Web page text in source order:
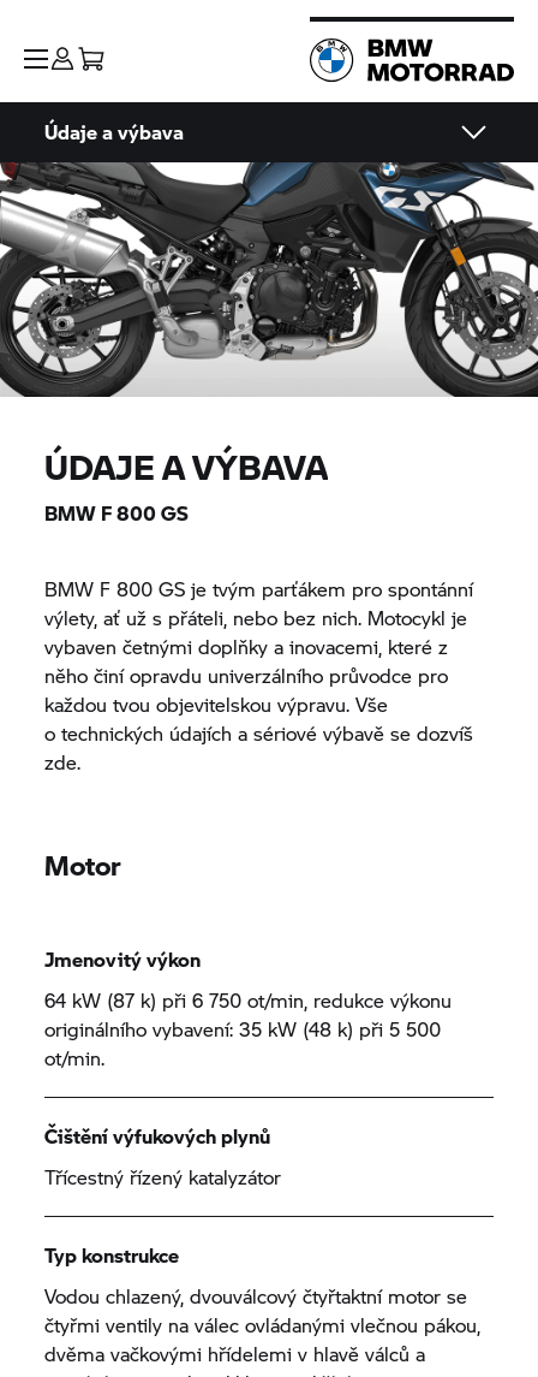
Údaje a výbava
ÚDAJE A VÝBAVA
BMW F 800 GS
BMW F 800 GS je tvým parťákem pro spontánní
výlety, ať už s přáteli, nebo bez nich. Motocykl je
vybaven četnými doplňky a inovacemi, které z
něho činí opravdu univerzálního průvodce pro
každou tvou objevitelskou výpravu. Vše
o technických údajích a sériové výbavě se dozvíš
zde.
Motor
Jmenovitý výkon
64 kW (87 k) při 6 750 ot/min, redukce výkonu
originálního vybavení: 35 kW (48 k) při 5 500
ot/min.
Čištění výfukových plynů
Třícestný řízený katalyzátor
Typ konstrukce
Vodou chlazený, dvouválcový čtyřtaktní motor se
čtyřmi ventily na válec ovládanými vlečnou pákou,
dvěma vačkovými hřídelemi v hlavě válců a